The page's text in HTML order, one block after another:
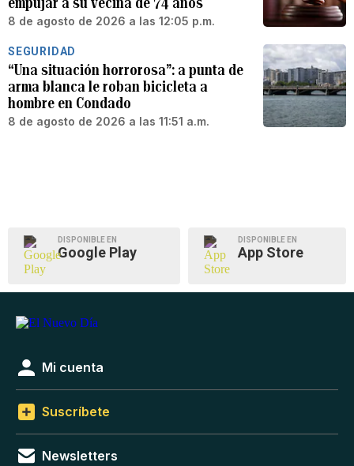
8 de agosto de 2026 a las 12:05 p.m.
SEGURIDAD
“Una situación horrorosa”: a punta de
arma blanca le roban bicicleta a
hombre en Condado
8 de agosto de 2026 a las 11:51 a.m.
DISPONIBLE EN
Google Play
DISPONIBLE EN
App Store
Mi cuenta
Suscríbete
Newsletters